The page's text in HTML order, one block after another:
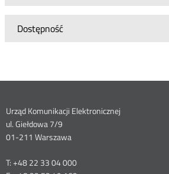
Dostępność
Dane
kontaktowe
Urząd Komunikacji Elektronicznej
ul. Giełdowa 7/9
01-211 Warszawa
T: +48 22 33 04 000